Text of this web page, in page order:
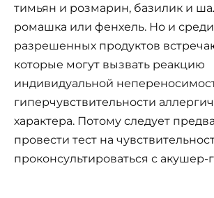
тимьян и розмарин, базилик и
ромашка или фенхель. Но и среди
разрешенных продуктов
которые могут вызвать реакцию
индивидуальной
гиперчувствительности
характера. Потому следует
провести тест на
проконсультироваться с акушер-